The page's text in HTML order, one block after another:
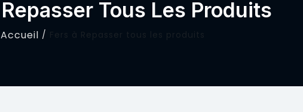
Tous Les Produits
Accueil Fers à Repasser tous les produits